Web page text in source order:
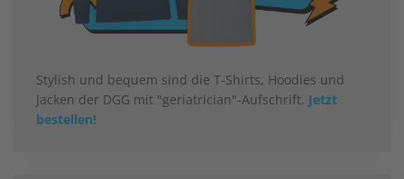
Stylish und bequem sind die T-Shirts, Hoodies und
Jacken der DGG mit "geriatrician"-Aufschrift. Jetzt
bestellen!